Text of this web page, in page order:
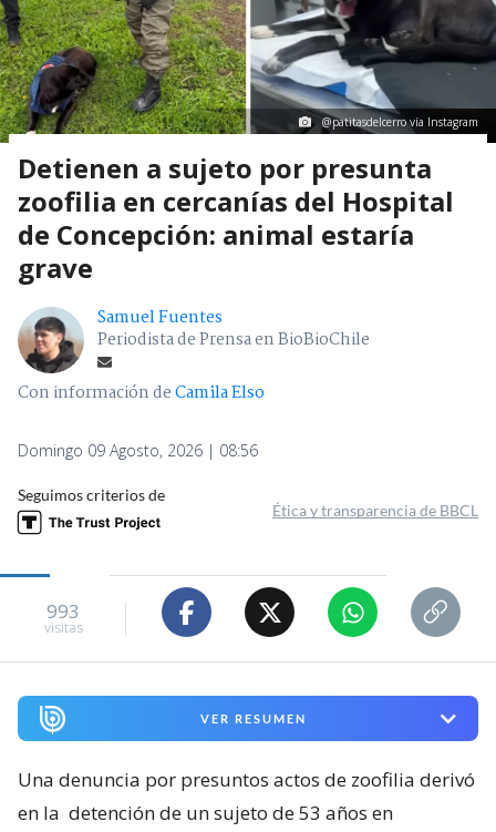
@patitasdelcerro vía Instagram
Detienen a sujeto por presunta
zoofilia en cercanías del Hospital
de Concepción: animal estaría
grave
Samuel Fuentes
Periodista de Prensa en BioBioChile
Con información deCamila Elso
Domingo 09 Agosto, 2026 | 08:56
Seguimos criterios de
Ética y transparencia de BBCL
993
visitas
VER RESUMEN
Una denuncia por presuntos actos de zoofilia derivó
en la detención de un sujeto de 53 años en